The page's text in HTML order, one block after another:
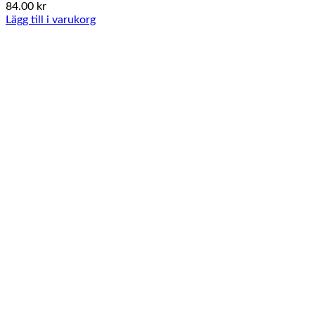
84.00 kr
Lägg till i varukorg